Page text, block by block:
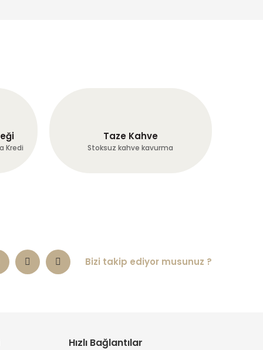
Kredi
Taze Kahve
Stoksuz kahve kavurma
Bizi takip ediyor musunuz ?
Hızlı Bağlantılar